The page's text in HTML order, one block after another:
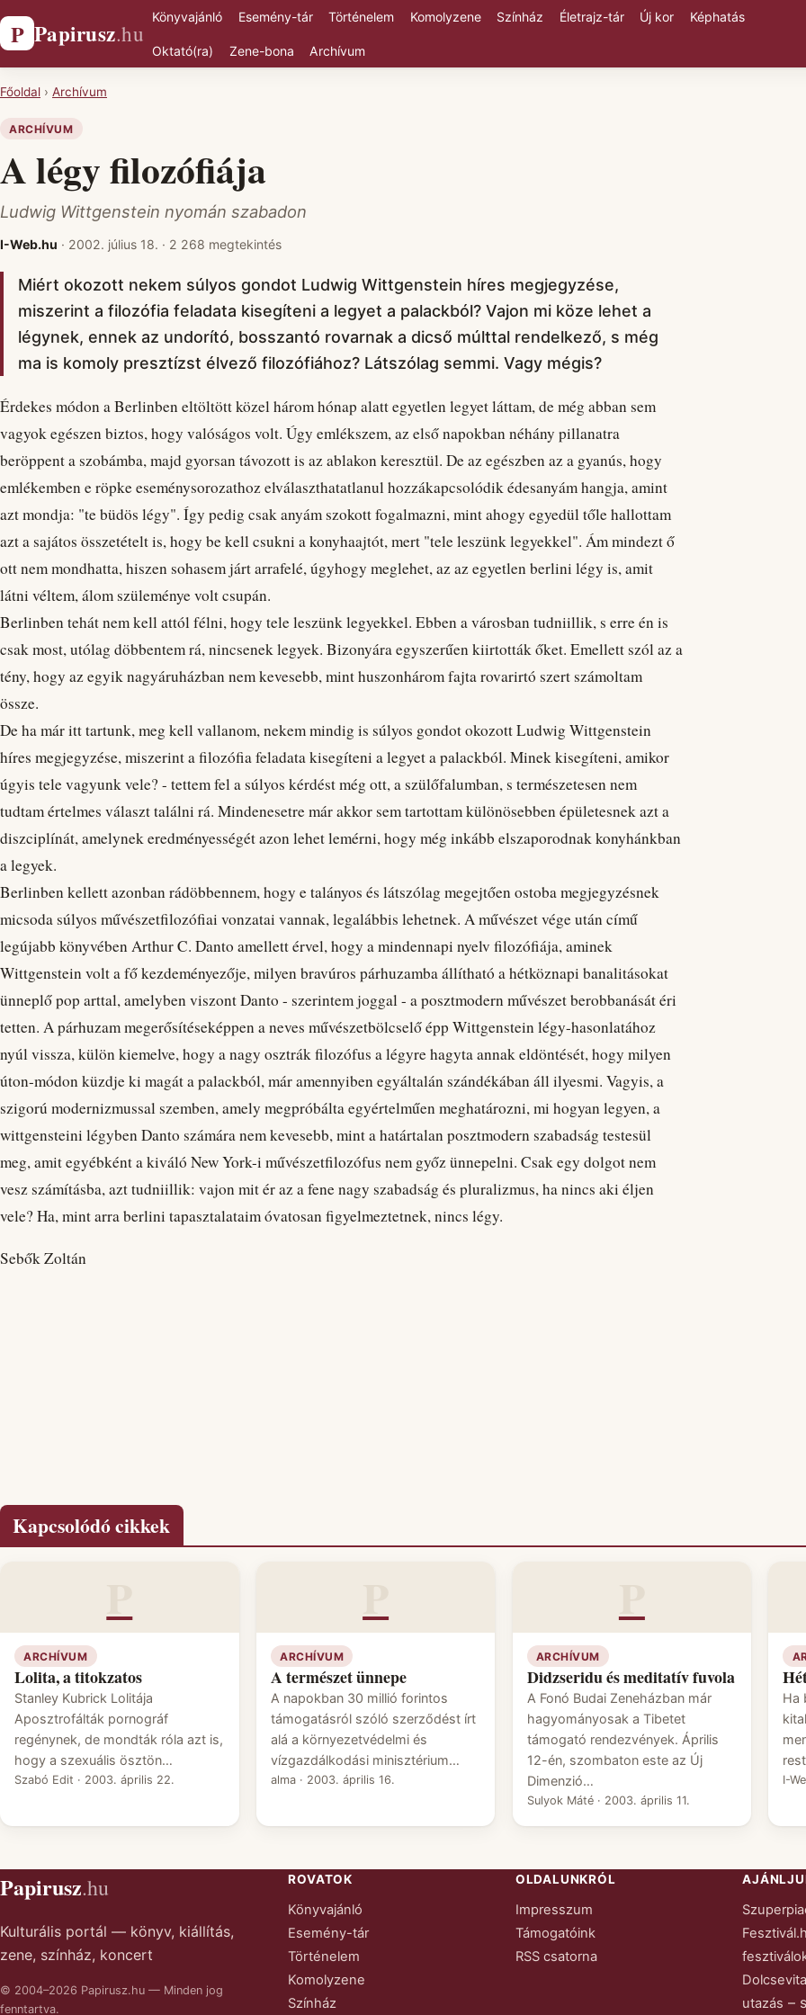
P Papirusz.hu
Könyvajánló Esemény-tár Történelem Komolyzene Színház Életrajz-tár Új kor Képhatás
Oktató(ra) Zene-bona Archívum
Főoldal › Archívum
ARCHÍVUM
A légy filozófiája
Ludwig Wittgenstein nyomán szabadon
I-Web.hu · 2002. július 18. · 2 268 megtekintés
Miért okozott nekem súlyos gondot Ludwig Wittgenstein híres megjegyzése,
miszerint a filozófia feladata kisegíteni a legyet a palackból? Vajon mi köze lehet a
légynek, ennek az undorító, bosszantó rovarnak a dicső múlttal rendelkező, s még
ma is komoly presztízst élvező filozófiához? Látszólag semmi. Vagy mégis?
Érdekes módon a Berlinben eltöltött közel három hónap alatt egyetlen legyet láttam, de még abban sem
vagyok egészen biztos, hogy valóságos volt. Úgy emlékszem, az első napokban néhány pillanatra
beröppent a szobámba, majd gyorsan távozott is az ablakon keresztül. De az egészben az a gyanús, hogy
emlékemben e röpke eseménysorozathoz elválaszthatatlanul hozzákapcsolódik édesanyám hangja, amint
azt mondja: "te büdös légy". Így pedig csak anyám szokott fogalmazni, mint ahogy egyedül tőle hallottam
azt a sajátos összetételt is, hogy be kell csukni a konyhaajtót, mert "tele leszünk legyekkel". Ám mindezt ő
ott nem mondhatta, hiszen sohasem járt arrafelé, úgyhogy meglehet, az az egyetlen berlini légy is, amit
látni véltem, álom szüleménye volt csupán.
Berlinben tehát nem kell attól félni, hogy tele leszünk legyekkel. Ebben a városban tudniillik, s erre én is
csak most, utólag döbbentem rá, nincsenek legyek. Bizonyára egyszerűen kiirtották őket. Emellett szól az a
tény, hogy az egyik nagyáruházban nem kevesebb, mint huszonhárom fajta rovarirtó szert számoltam
össze.
De ha már itt tartunk, meg kell vallanom, nekem mindig is súlyos gondot okozott Ludwig Wittgenstein
híres megjegyzése, miszerint a filozófia feladata kisegíteni a legyet a palackból. Minek kisegíteni, amikor
úgyis tele vagyunk vele? - tettem fel a súlyos kérdést még ott, a szülőfalumban, s természetesen nem
tudtam értelmes választ találni rá. Mindenesetre már akkor sem tartottam különösebben épületesnek azt a
diszciplínát, amelynek eredményességét azon lehet lemérni, hogy még inkább elszaporodnak konyhánkban
a legyek.
Berlinben kellett azonban rádöbbennem, hogy e talányos és látszólag megejtően ostoba megjegyzésnek
micsoda súlyos művészetfilozófiai vonzatai vannak, legalábbis lehetnek. A művészet vége után című
legújabb könyvében Arthur C. Danto amellett érvel, hogy a mindennapi nyelv filozófiája, aminek
Wittgenstein volt a fő kezdeményezője, milyen bravúros párhuzamba állítható a hétköznapi banalitásokat
ünneplő pop arttal, amelyben viszont Danto - szerintem joggal - a posztmodern művészet berobbanását éri
tetten. A párhuzam megerősítéseképpen a neves művészetbölcselő épp Wittgenstein légy-hasonlatához
nyúl vissza, külön kiemelve, hogy a nagy osztrák filozófus a légyre hagyta annak eldöntését, hogy milyen
úton-módon küzdje ki magát a palackból, már amennyiben egyáltalán szándékában áll ilyesmi. Vagyis, a
szigorú modernizmussal szemben, amely megpróbálta egyértelműen meghatározni, mi hogyan legyen, a
wittgensteini légyben Danto számára nem kevesebb, mint a határtalan posztmodern szabadság testesül
meg, amit egyébként a kiváló New York-i művészetfilozófus nem győz ünnepelni. Csak egy dolgot nem
vesz számításba, azt tudniillik: vajon mit ér az a fene nagy szabadság és pluralizmus, ha nincs aki éljen
vele? Ha, mint arra berlini tapasztalataim óvatosan figyelmeztetnek, nincs légy.
Sebők Zoltán
Kapcsolódó cikkek
ARCHÍVUM
Lolita, a titokzatos
Stanley Kubrick Lolitája
Aposztrofálták pornográf
regénynek, de mondták róla azt is,
hogy a szexuális ösztön…
Szabó Edit · 2003. április 22.
ARCHÍVUM
A természet ünnepe
A napokban 30 millió forintos
támogatásról szóló szerződést írt
alá a környezetvédelmi és
vízgazdálkodási minisztérium…
alma· 2003. április 16.
ARCHÍVUM
Didzseridu és meditatív fuvola
A Fonó Budai Zeneházban már
hagyományosak a Tibetet
támogató rendezvények. Április
12-én, szombaton este az Új
Dimenzió…
Sulyok Máté· 2003. április 11.
Ha
I-
Papirusz.hu
Kulturális portál — könyv, kiállítás,
zene, színház, koncert
© 2004–2026 Papirusz.hu — Minden jog
fenntartva.
ROVATOK
Könyvajánló
Esemény-tár
Történelem
Komolyzene
Színház
OLDALUNKRÓL
Impresszum
Támogatóink
RSS csatorna
utazás –